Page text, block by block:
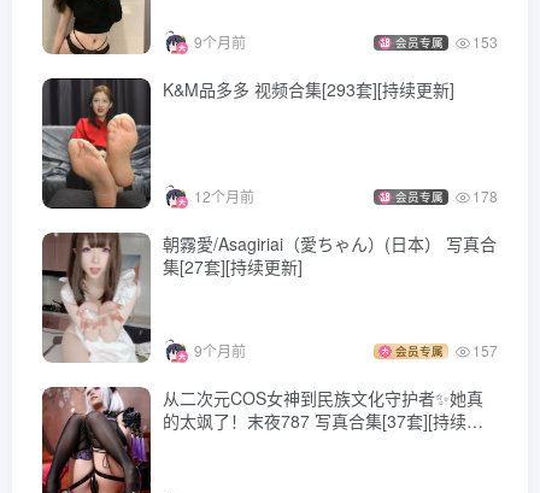
[11.17]
面饼仙儿 – NO.130 K2 [24P／251MB]
[11.12]
面饼仙儿 – NO.129 斯卡蒂泳装[18P-80.3M]
[10.30更1]
面饼仙儿 – NO.128 浴缸花香[18P／265MB]
[9.2更1]
面饼仙儿 NO.127 史尔特尔[23P-127M]
9个月前 会员专属 153
K&M品多多 视频合集[293套][持续更新]
12个月前 会员专属 178
朝霧愛/Asagiriai（愛ちゃん）(日本） 写真合
集[27套][持续更新]
9个月前 会员专属 157
从二次元COS女神到民族文化守护者✨她真
的太飒了！末夜787 写真合集[37套][持续更